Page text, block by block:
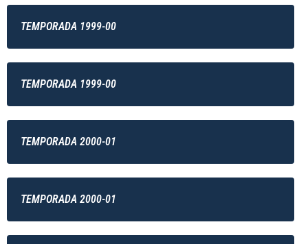
TEMPORADA 1999-00
TEMPORADA 1999-00
TEMPORADA 2000-01
TEMPORADA 2000-01